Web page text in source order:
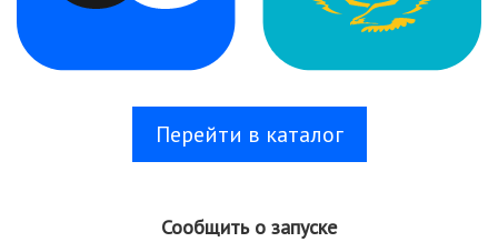
Перейти в каталог
Сообщить о запуске